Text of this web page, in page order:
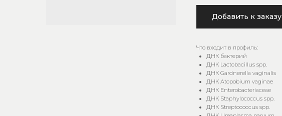
Добавить к заказу
Что входит в профиль:
ДНК бактерий
ДНК Lactobacillus spp.
ДНК Gardnerella vaginalis
ДНК Atopobium vaginae
ДНК Enterobacteriaceae
ДНК Staphylococcus spp.
ДНК Streptococcus spp.